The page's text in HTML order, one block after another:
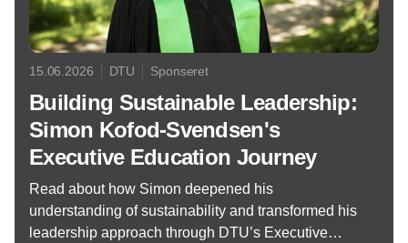
15.06.2026 DTU Sponseret
Building Sustainable Leadership:
Simon Kofod-Svendsen's
Executive Education Journey
Read about how Simon deepened his
understanding of sustainability and transformed his
leadership approach through DTU’s Executive